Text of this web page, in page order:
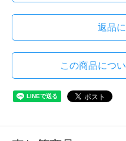
返品
この商品につ